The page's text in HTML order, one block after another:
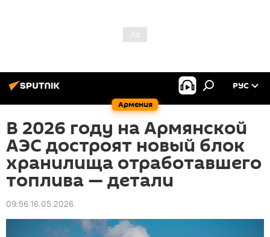
Армения
РУС
В 2026 году на Армянской
АЭС достроят новый блок
хранилища отработавшего
топлива — детали
09:56 16.05.2026